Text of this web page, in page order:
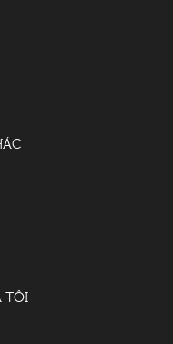
TÔI